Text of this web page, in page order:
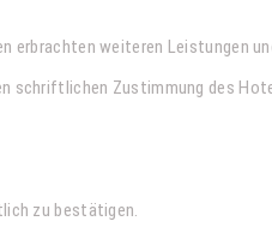
erbrachten weiteren Leistungen
schriftlichen Zustimmung des
zu bestätigen.